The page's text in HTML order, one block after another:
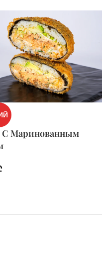
С Маринованным